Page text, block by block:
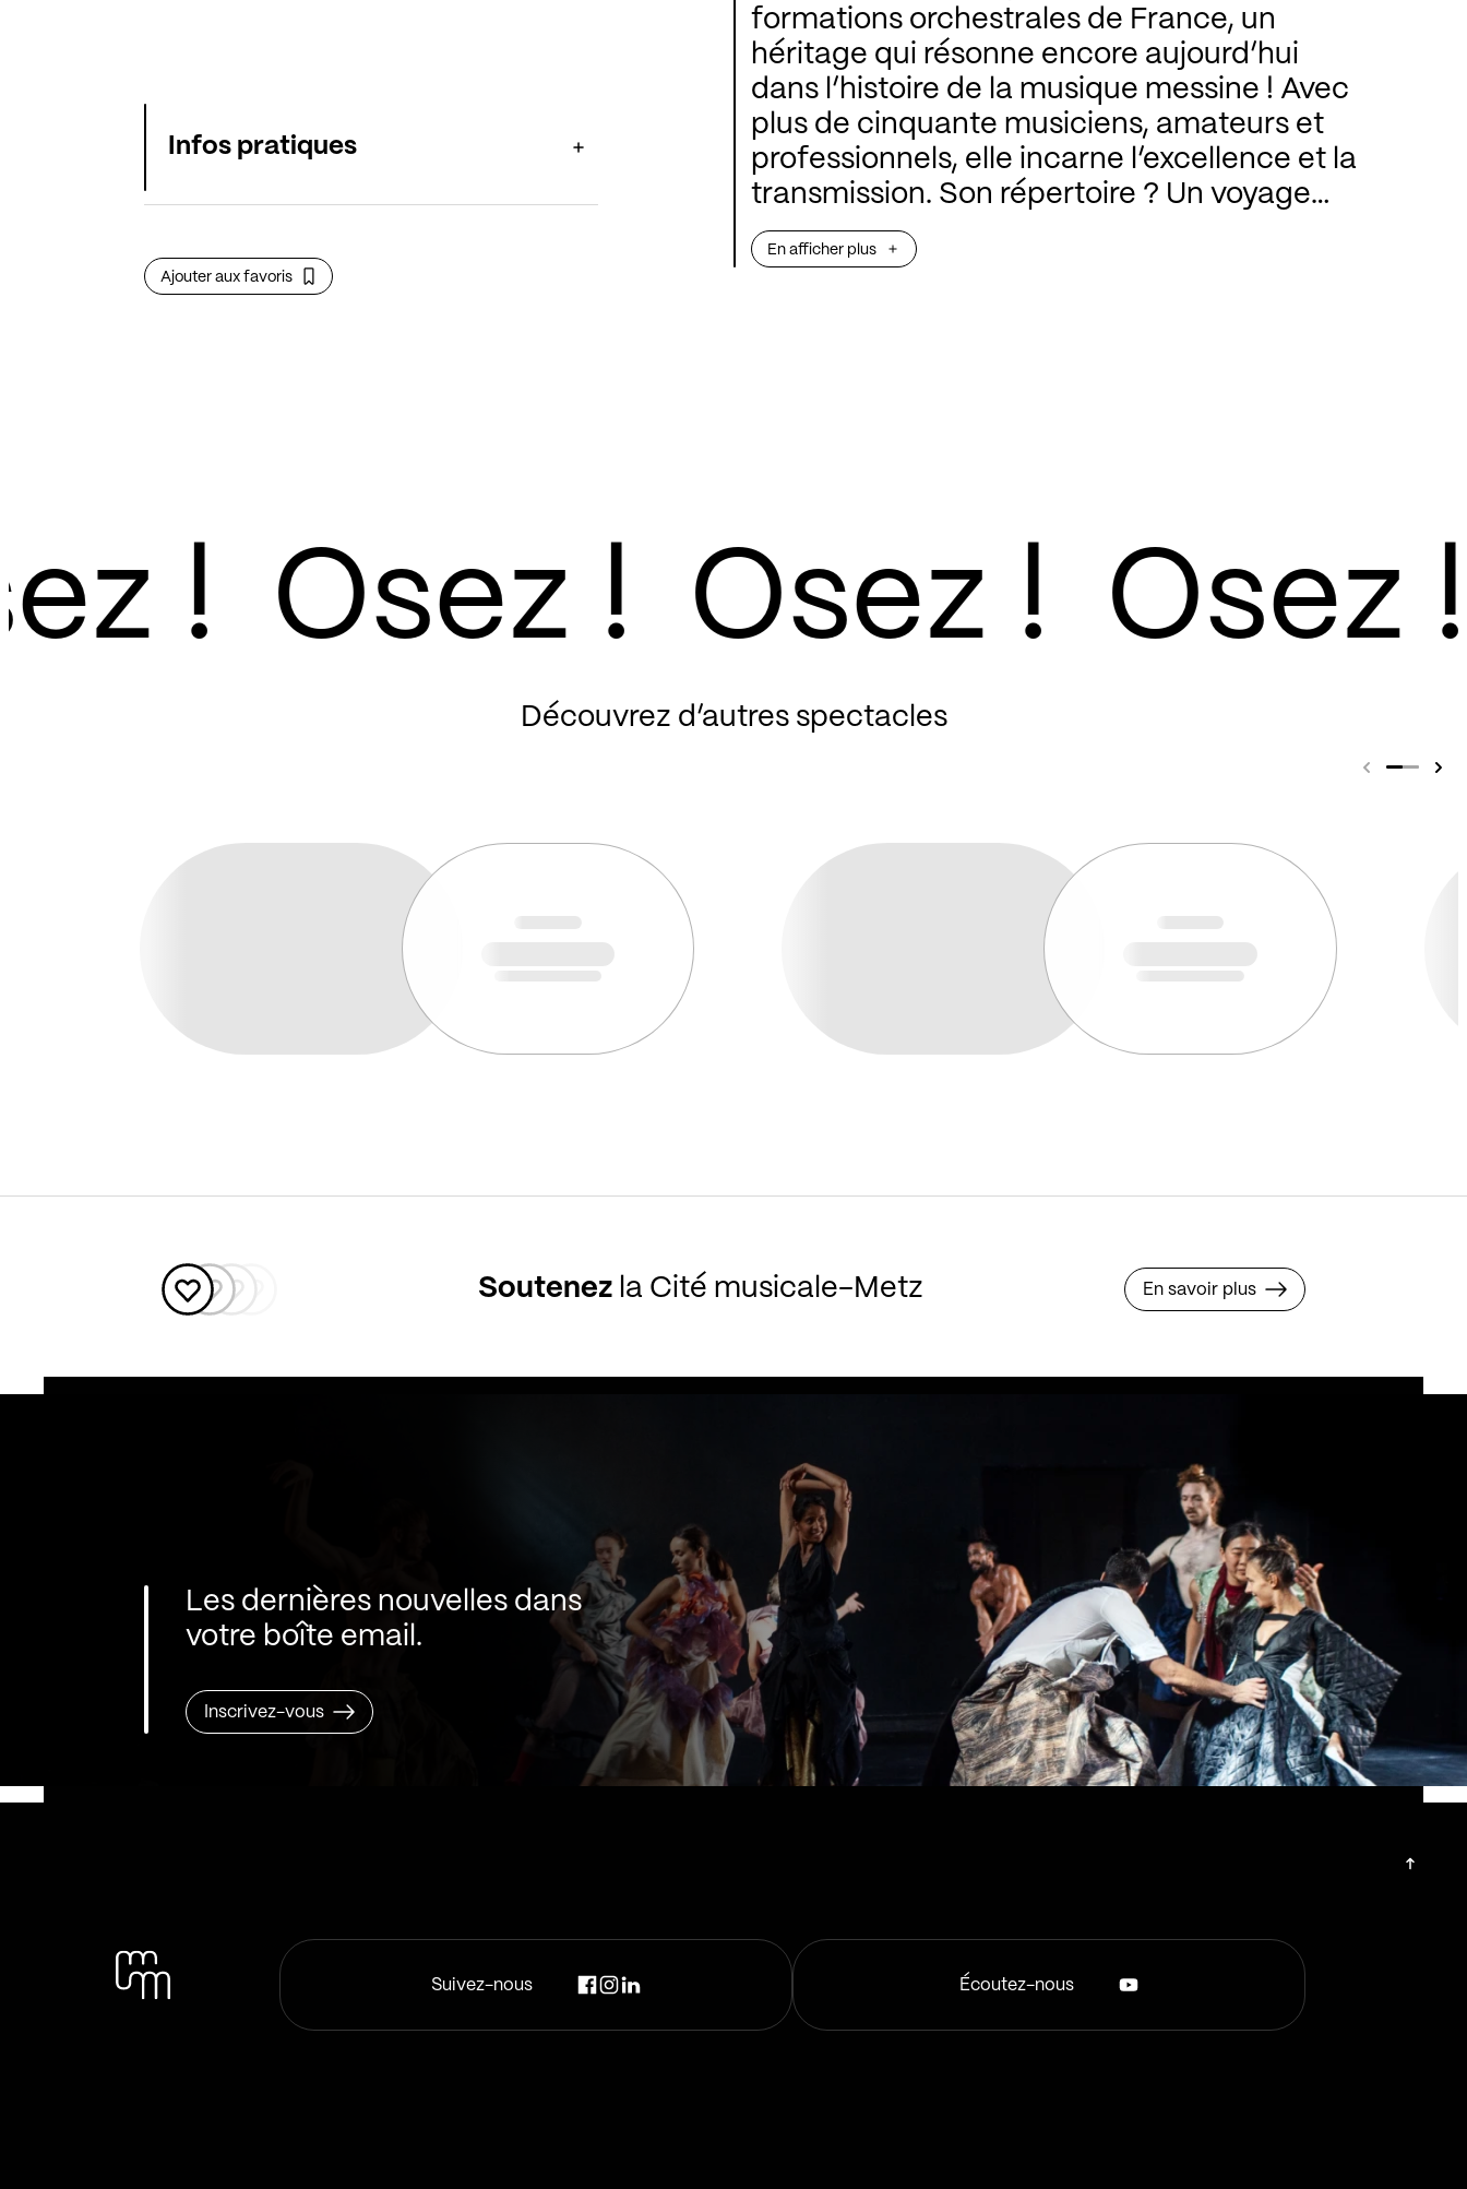
formations orchestrales de France, un
héritage qui résonne encore aujourd’hui
dans l’histoire de la musique messine ! Avec
plus de cinquante musiciens, amateurs et
professionnels, elle incarne l’excellence et la
transmission. Son répertoire ? Un voyage
sans limites : des transcriptions audacieuses
de chefs-d’oeuvre classiques aux créations
En afficher plus
Infos pratiques
Ajouter aux favoris
!
Découvrez d’autres spectacles
Soutenezla Cité musicale-Metz En savoir plus
Les dernières nouvelles dans
votre boîte email.
Inscrivez-vous
Suivez-nous Écoutez-nous